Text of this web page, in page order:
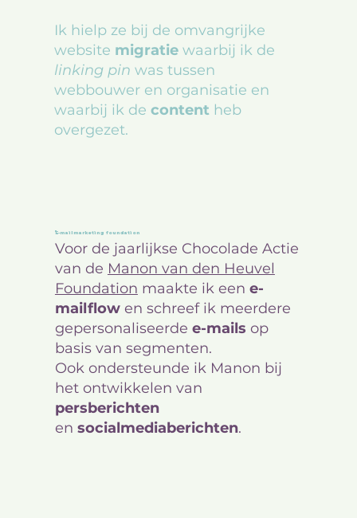
Ik hielp ze bij de omvangrijke
website migratie waarbij ik de
linking pin was tussen
webbouwer en organisatie en
waarbij ik decontent heb
overgezet.
E-mailmarketing foundation
Voor de jaarlijkse Chocolade Actie
van de Manon van den Heuvel
Foundation maakte ik een e-
mailflowen schreef ik meerdere
gepersonaliseerde e-mails op
basis van segmenten.
Ook ondersteunde ik Manon bij
het ontwikkelen van
persberichten
en socialmediaberichten.